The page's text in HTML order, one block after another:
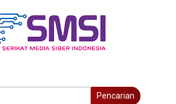
Pencarian